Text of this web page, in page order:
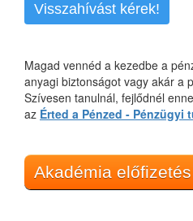
Visszahívást kérek!
Magad vennéd a kezedbe a
anyagi biztonságot vagy akár a
Szívesen tanulnál, fejlődnél
az Érted a Pénzed - Pénzügyi
Akadémia előfizetés